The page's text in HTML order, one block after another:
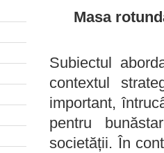
Masa
Subiectul
contextul
important,
pentru
societății. În